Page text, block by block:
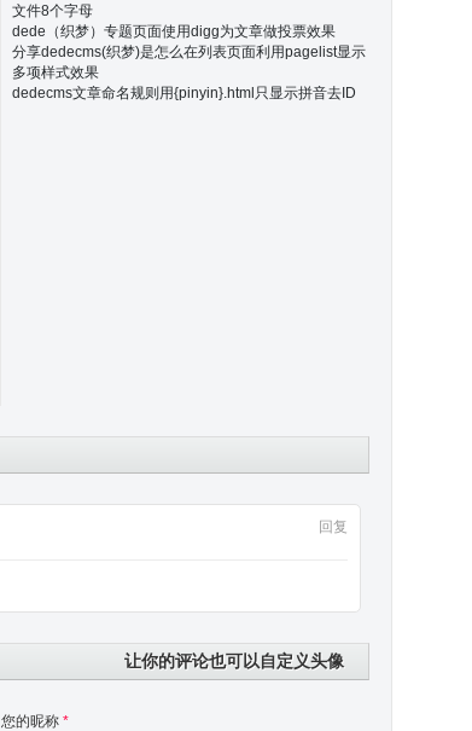
文件8个字母
dede（织梦）专题页面使用digg为文章做投票效果
分享dedecms(织梦)是怎么在列表页面利用pagelist显示
多项样式效果
dedecms文章命名规则用{pinyin}.html只显示拼音去ID
回复
让你的评论也可以自定义头像
您的昵称 *